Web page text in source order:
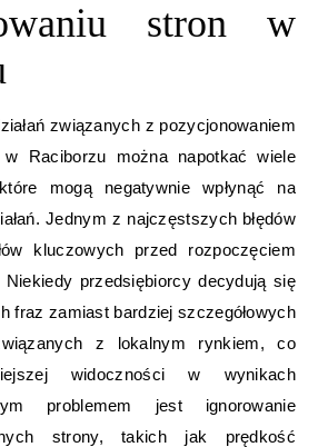
stron w
związanych z pozycjonowaniem
w Raciborzu można napotkać wiele
mogą negatywnie wpłynąć na
Jednym z najczęstszych błędów
kluczowych przed rozpoczęciem
przedsiębiorcy decydują się
fraz zamiast bardziej szczegółowych
z lokalnym rynkiem, co
widoczności w wynikach
problemem jest ignorowanie
strony, takich jak prędkość